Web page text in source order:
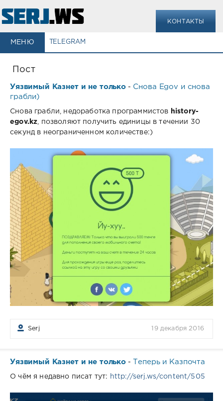
КОНТАКТЫ
МЕНЮ TELEGRAM
Пост
Уязвимый Казнет и не только- Снова Egov и снова
грабли)
Снова грабли, недоработка программистов
history-
egov.kz, позволяют получить единицы в течении 30
секунд в неограниченном количестве:)
Serj 19 декабря 2016
Уязвимый Казнет и не только- Теперь и Казпочта
О чём я недавно писат тут: http://serj.ws/content/505